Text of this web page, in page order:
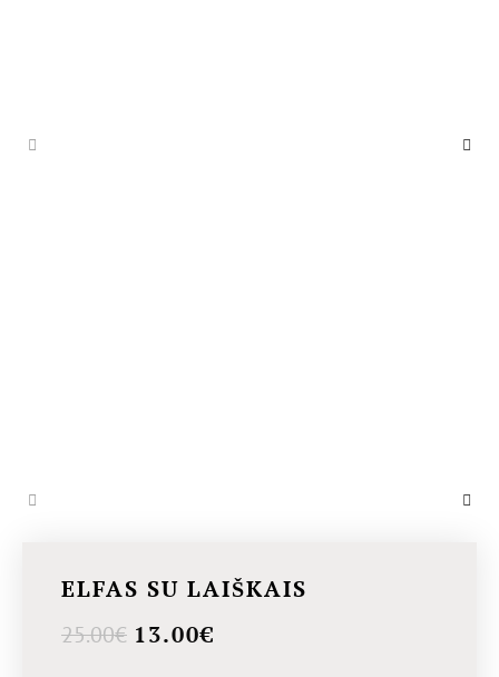
ELFAS SU LAIŠKAIS
25.00€ 13.00€